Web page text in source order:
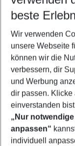
2 Erwachsene
Footer
Footer navigation
beste
Wir verwenden
unsere Webseite
können wir die
verbessern, dir
und Werbung
dir passen. Klicke
einverstanden
„Nur
anpassen“
individuell